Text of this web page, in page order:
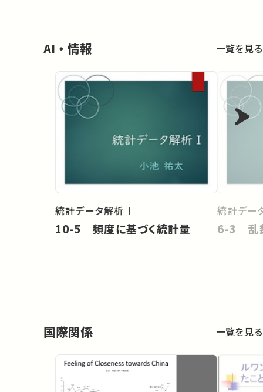
AI・情報 一覧を見る
統計データ解析 I
10-5 頻度に基づく統計量
統計デー
6-3 乱
国際関係 一覧を見る